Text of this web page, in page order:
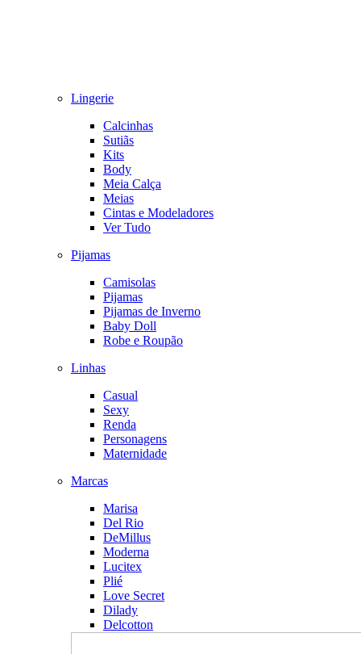
Lingerie
Calcinhas
Sutiãs
Kits
Body
Meia Calça
Meias
Cintas e Modeladores
Ver Tudo
Pijamas
Camisolas
Pijamas
Pijamas de Inverno
Baby Doll
Robe e Roupão
Linhas
Casual
Sexy
Renda
Personagens
Maternidade
Marcas
Marisa
Del Rio
DeMillus
Moderna
Lucitex
Plié
Love Secret
Dilady
Delcotton